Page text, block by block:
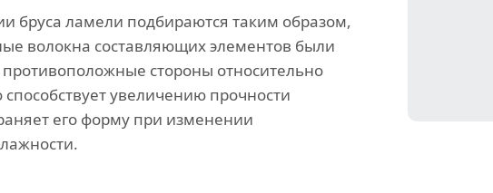
бруса ламели подбираются таким образом,
волокна составляющих элементов были
стороны относительно
способствует увеличению прочности
его форму при изменении